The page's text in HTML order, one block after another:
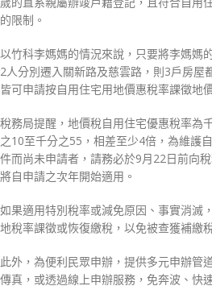
的限制。
以竹科李媽媽的情況來說，只要將李媽媽
2人分別遷入關新路及慈雲路，則3戶房屋
皆可申請按自用住宅用地價惠稅率課徵地
稅務局提醒，地價稅自用住宅優惠稅率為
之10至千分之55，相差至少4倍，為維護
件而尚未申請者，請務必於9月22日前向
將自申請之次年開始適用。
如果適用特別稅率或減免原因、事實消滅
地稅率課徵或恢復繳稅，以免被查獲補繳
此外，為便利民眾申辦，提供多元申辦管
傳真，或透過線上申辦服務，免奔波、快